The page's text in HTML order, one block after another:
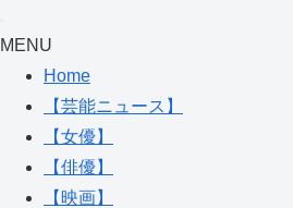
MENU
Home
【芸能ニュース】
【女優】
【俳優】
【映画】